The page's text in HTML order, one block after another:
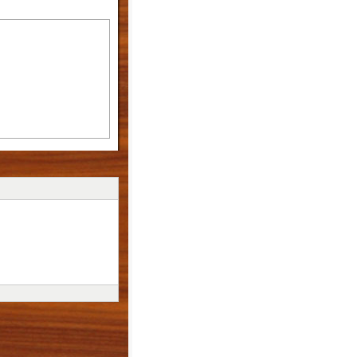
trị và chuyên môn
nội bộ cơ quan,